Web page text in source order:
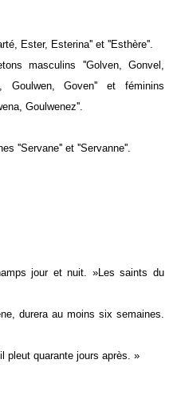
Ester, Esterina'' et ''Esthère''.
masculins ''Golven, Gonvel,
Goulwen, Goven'' et féminins
Goulwenez''.
''Servane'' et ''Servanne''.
jour et nuit. »Les saints du
durera au moins six semaines.
pleut quarante jours après. »